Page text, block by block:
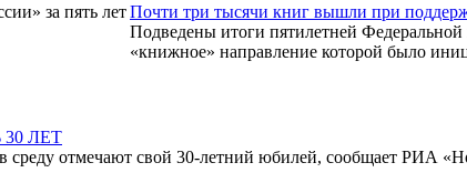
Почти три тысячи книг вышли при
Подведены итоги пятилетней
«книжное» направление которой было
ЛЕТ
среду отмечают свой 30-летний юбилей, сообщает РИА